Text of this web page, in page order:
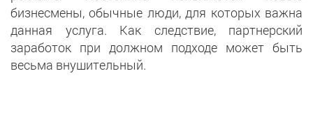
бизнесмены, обычные люди, для которых важна
данная услуга. Как следствие, партнерский
заработок при должном подходе может быть
весьма внушительный.